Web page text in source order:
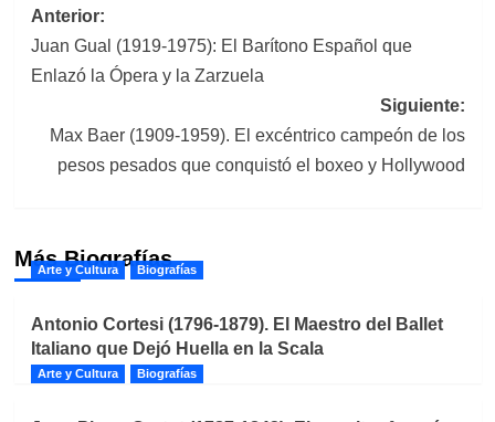
Navegación
de
entradas
Anterior:
Juan Gual (1919-1975): El Barítono Español que
Enlazó la Ópera y la Zarzuela
Siguiente:
Max Baer (1909-1959). El excéntrico campeón de los
pesos pesados que conquistó el boxeo y Hollywood
Más Biografías
Arte y Cultura Biografías
Antonio Cortesi (1796-1879). El Maestro del Ballet
Italiano que Dejó Huella en la Scala
Arte y Cultura Biografías